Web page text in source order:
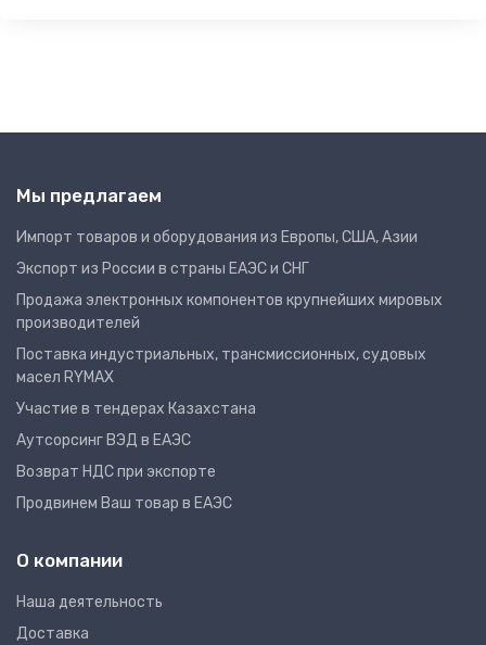
Мы предлагаем
Импорт товаров и оборудования из Европы, США, Азии
Экспорт из России в страны ЕАЭС и СНГ
Продажа электронных компонентов крупнейших мировых
производителей
Поставка индустриальных, трансмиссионных, судовых
масел RYMAX
Участие в тендерах Казахстана
Аутсорсинг ВЭД в ЕАЭС
Возврат НДС при экспорте
Продвинем Ваш товар в ЕАЭС
О компании
Наша деятельность
Доставка